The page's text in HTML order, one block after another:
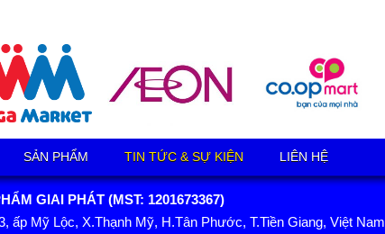
SẢN PHẨM TIN TỨC & SỰ KIỆN LIÊN HỆ
GIAI PHÁT (MST: 1201673367)
ấp Mỹ Lộc, X.Thạnh Mỹ, H.Tân Phước, T.Tiền Giang, Việt Nam